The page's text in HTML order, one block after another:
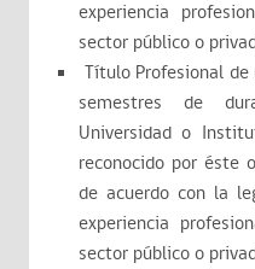
experiencia
sector público o
Título Profesional
semestres de
Universidad o
reconocido por éste
de acuerdo con la
experiencia
sector público o